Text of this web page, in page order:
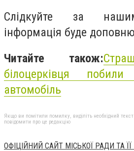
Слідкуйте за
інформація буде
Читайте також:
білоцерківця
автомобіль
Якщо ви помітили помилку, виділіть необхідний
повідомити про це редакцію
ОФІЦІЙНИЙ САЙТ МІСЬКОЇ РАДИ ТА